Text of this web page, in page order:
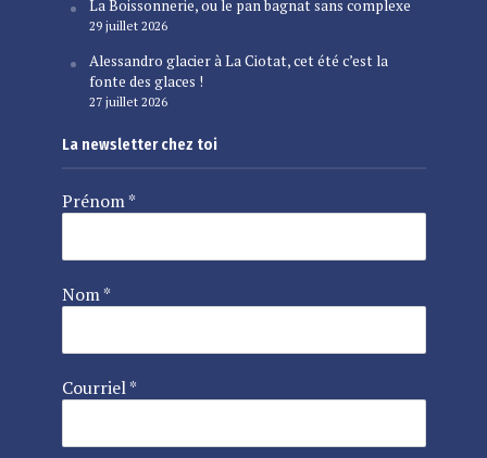
La Boissonnerie, ou le pan bagnat sans complexe
29 juillet 2026
Alessandro glacier à La Ciotat, cet été c’est la
fonte des glaces !
27 juillet 2026
La newsletter chez toi
Prénom*
Nom*
Courriel*